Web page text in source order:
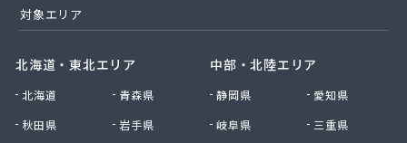
第一マルヰガス株式会社
中曽根プロパン店
天明プロパン工業
東部プロパン
藤木プロパン燃料店
対象エリア
北海道・東北エリア
北海道
青森県
秋田県
岩手県
中部・北陸エリア
静岡県
愛知県
岐阜県
三重県